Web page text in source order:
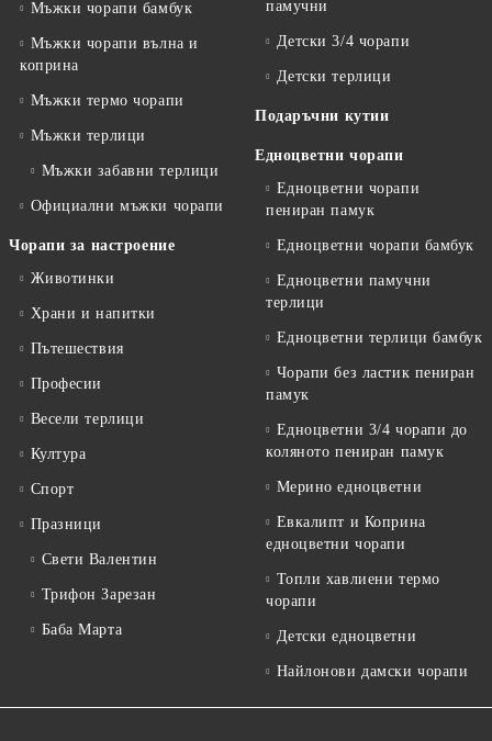
Мъжки чорапи бамбук
Мъжки чорапи вълна и
коприна
Мъжки термо чорапи
Мъжки терлици
Мъжки забавни терлици
Официални мъжки чорапи
Чорапи за настроение
Животинки
Храни и напитки
Пътешествия
Професии
Весели терлици
Култура
Спорт
Празници
Свети Валентин
Трифон Зарезан
Баба Марта
памучни
Детски 3/4 чорапи
Детски терлици
Подаръчни кутии
Едноцветни чорапи
Едноцветни чорапи
пениран памук
Едноцветни чорапи бамбук
Едноцветни памучни
терлици
Едноцветни терлици бамбук
Чорапи без ластик пениран
памук
Едноцветни 3/4 чорапи до
коляното пениран памук
Мерино едноцветни
Евкалипт и Коприна
едноцветни чорапи
Топли хавлиени термо
чорапи
Детски едноцветни
Найлонови дамски чорапи